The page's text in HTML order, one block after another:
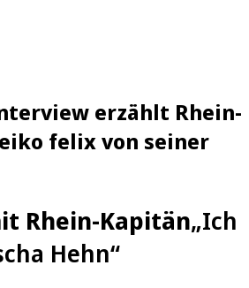
erzählt Rhein-
felix von seiner
Rhein-Kapitän„Ich
Hehn“